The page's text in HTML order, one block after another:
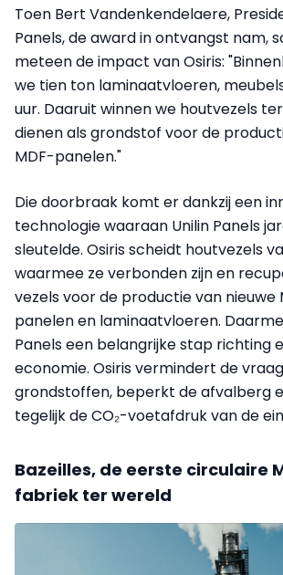
Toen Bert Vandenkendelaere,
Panels, de award in ontvangst nam,
meteen de impact van Osiris:
we tien ton laminaatvloeren,
uur. Daaruit winnen we houtvezels
dienen als grondstof voor de
MDF-panelen."
Die doorbraak komt er dankzij een
technologie waaraan Unilin Panels
sleutelde. Osiris scheidt houtvezels
waarmee ze verbonden zijn en
vezels voor de productie van nieuwe
panelen en laminaatvloeren.
Panels een belangrijke stap richting
economie. Osiris vermindert de
grondstoffen, beperkt de afvalberg
tegelijk de CO₂-voetafdruk van de
Bazeilles, de eerste circulaire
fabriek ter wereld